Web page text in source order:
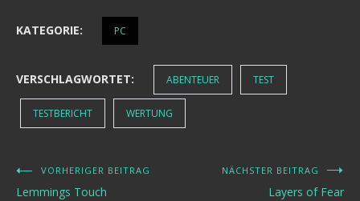
KATEGORIE: PC
VERSCHLAGWORTET: ABENTEUER TEST
TESTBERICHT WERTUNG
Beitragsnavigation
VORHERIGER BEITRAG
Lemmings Touch
NÄCHSTER BEITRAG
Layers of Fear